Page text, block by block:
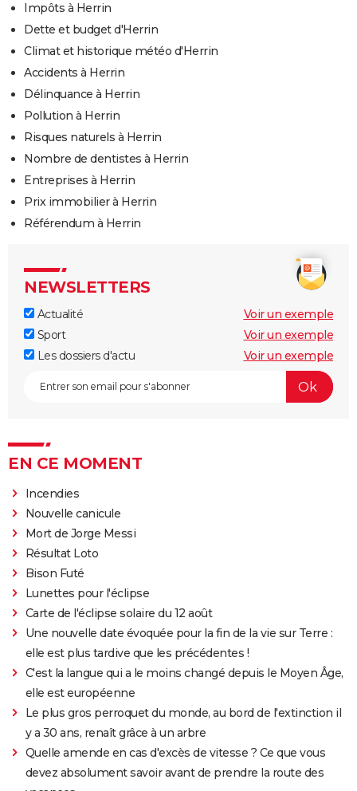
Impôts à Herrin
Dette et budget d'Herrin
Climat et historique météo d'Herrin
Accidents à Herrin
Délinquance à Herrin
Pollution à Herrin
Risques naturels à Herrin
Nombre de dentistes à Herrin
Entreprises à Herrin
Prix immobilier à Herrin
Référendum à Herrin
NEWSLETTERS
Actualité
Voir un exemple
Sport
Voir un exemple
Les dossiers d'actu
Voir un exemple
EN CE MOMENT
Incendies
Nouvelle canicule
Mort de Jorge Messi
Résultat Loto
Bison Futé
Lunettes pour l'éclipse
Carte de l'éclipse solaire du 12 août
Une nouvelle date évoquée pour la fin de la vie sur Terre :
elle est plus tardive que les précédentes !
C'est la langue qui a le moins changé depuis le Moyen Âge,
elle est européenne
Le plus gros perroquet du monde, au bord de l'extinction il
y a 30 ans, renaît grâce à un arbre
Quelle amende en cas d'excès de vitesse ? Ce que vous
devez absolument savoir avant de prendre la route des